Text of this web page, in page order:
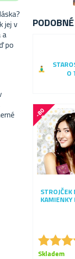
jej v
a
po
O
-
8
0
%
STROJČEK
KAMIENKY
★★★
★★★
Skladem